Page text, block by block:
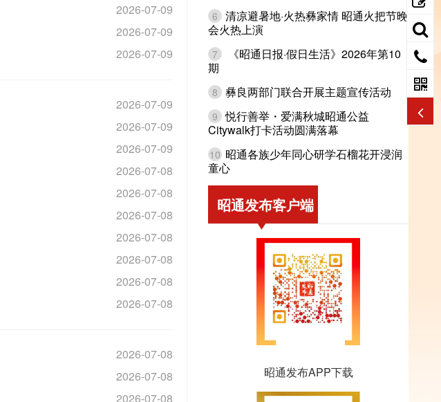
2026-07-09
2026-07-09
2026-07-09
2026-07-09
2026-07-09
2026-07-09
2026-07-08
2026-07-08
2026-07-08
2026-07-08
2026-07-08
2026-07-08
2026-07-08
2026-07-08
2026-07-08
2026-07-08
6 清凉避暑地·火热彝家情 昭通火把节晚
会火热上演
7
《昭通日报·假日生活》2026年第10
期
8 彝良两部门联合开展主题宣传活动
9 悦行善举・爱满秋城昭通公益
Citywalk打卡活动圆满落幕
10 昭通各族少年同心研学石榴花开浸润
童心
昭通发布客户端
昭通发布APP下载